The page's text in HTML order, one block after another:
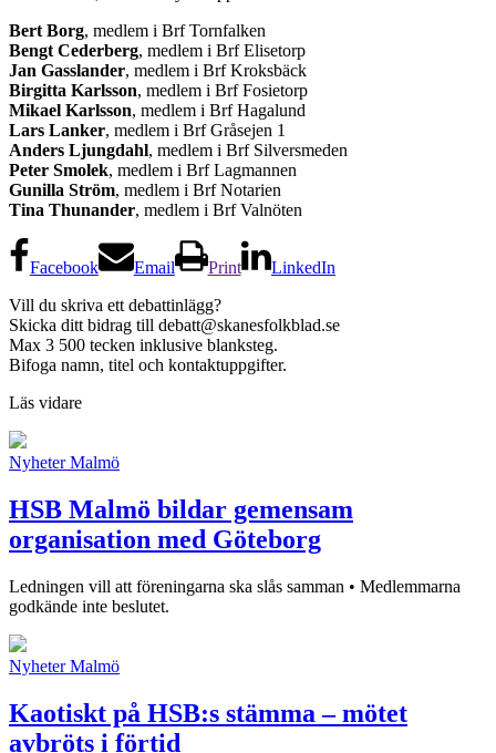
Bert Borg, medlem i Brf Tornfalken
Bengt Cederberg, medlem i Brf Elisetorp
Jan Gasslander, medlem i Brf Kroksbäck
Birgitta Karlsson, medlem i Brf Fosietorp
Mikael Karlsson, medlem i Brf Hagalund
Lars Lanker, medlem i Brf Gråsejen 1
Anders Ljungdahl, medlem i Brf Silversmeden
Peter Smolek, medlem i Brf Lagmannen
Gunilla Ström, medlem i Brf Notarien
Tina Thunander, medlem i Brf Valnöten
Facebook Email Print
LinkedIn
Vill du skriva ett debattinlägg?
Skicka ditt bidrag till debatt@skanesfolkblad.se
Max 3 500 tecken inklusive blanksteg.
Bifoga namn, titel och kontaktuppgifter.
Läs vidare
Nyheter Malmö
HSB Malmö bildar gemensam
organisation med Göteborg
Ledningen vill att föreningarna ska slås samman • Medlemmarna
godkände inte beslutet.
Nyheter Malmö
Kaotiskt på HSB:s stämma – mötet
avbröts i förtid